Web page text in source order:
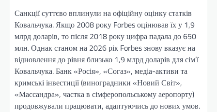
Санкції суттєво вплинули на офіційну оцінку статків
Ковальчука. Якщо 2008 року Forbes оцінював їх у 1,9
млрд доларів, то після 2018 року цифра падала до 650
млн. Однак станом на 2026 рік Forbes знову вказує на
відновлення до рівня близько 1,9 млрд доларів для сім’ї
Ковальчука. Банк «Росія», «Согаз», медіа-активи та
кримські інвестиції (виноградники «Новий Світ»,
«Массандра», частка в сімферопольському аеропорту)
продовжували працювати, адаптуючись до нових умов.